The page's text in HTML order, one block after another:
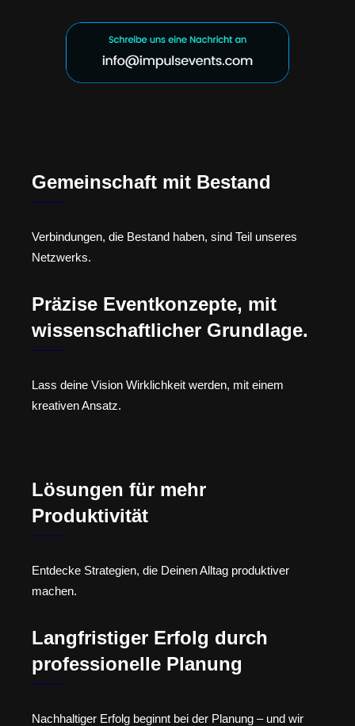
Gemeinschaft mit Bestand
Verbindungen, die Bestand haben, sind Teil unseres
Netzwerks.
Präzise Eventkonzepte, mit
wissenschaftlicher Grundlage.
Lass deine Vision Wirklichkeit werden, mit einem
kreativen Ansatz.
Lösungen für mehr
Produktivität
Entdecke Strategien, die Deinen Alltag produktiver
machen.
Langfristiger Erfolg durch
professionelle Planung
Nachhaltiger Erfolg beginnt bei der Planung – und wir